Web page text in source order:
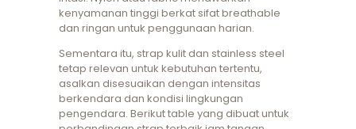
kenyamanan tinggi berkat sifat breathable
dan ringan untuk penggunaan harian.
Sementara itu, strap kulit dan stainless steel
tetap relevan untuk kebutuhan tertentu,
asalkan disesuaikan dengan intensitas
berkendara dan kondisi lingkungan
pengendara. Berikut table yang dibuat untuk